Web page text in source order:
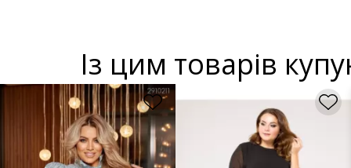
Із цим товарів